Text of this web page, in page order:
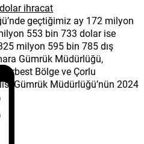
ihracat
geçtiğimiz ay 172 milyon
553 bin 733 dolar ise
milyon 595 bin 785 dış
Gümrük Müdürlüğü,
Bölge ve Çorlu
Gümrük Müdürlüğü’nün 2024